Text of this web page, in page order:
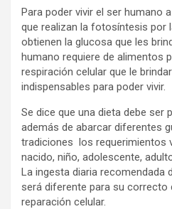
Para poder vivir el ser humano
que realizan la fotosíntesis por
obtienen la glucosa que les
humano requiere de alimentos
respiración celular que le
indispensables para poder vivir.
Se dice que una dieta debe ser
además de abarcar diferentes
tradiciones los requerimientos
nacido, niño, adolescente,
La ingesta diaria recomendada
será diferente para su
reparación celular.